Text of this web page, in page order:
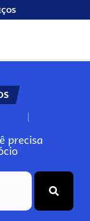
N
precisa